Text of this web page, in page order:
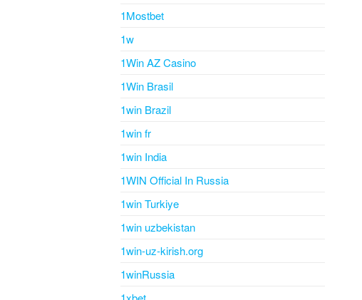
1Mostbet
1w
1Win AZ Casino
1Win Brasil
1win Brazil
1win fr
1win India
1WIN Official In Russia
1win Turkiye
1win uzbekistan
1win-uz-kirish.org
1winRussia